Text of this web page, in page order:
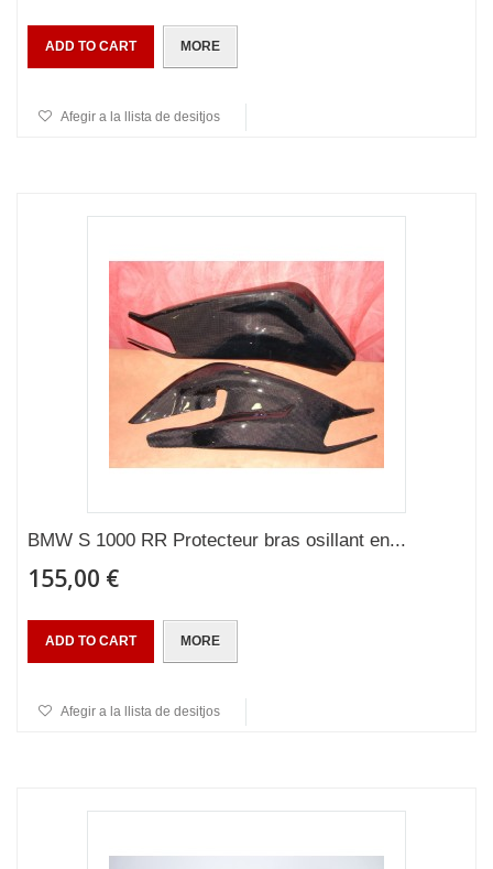
ADD TO CART MORE
Afegir a la llista de desitjos
BMW S 1000 RR Protecteur bras osillant en...
155,00 €
ADD TO CART MORE
Afegir a la llista de desitjos